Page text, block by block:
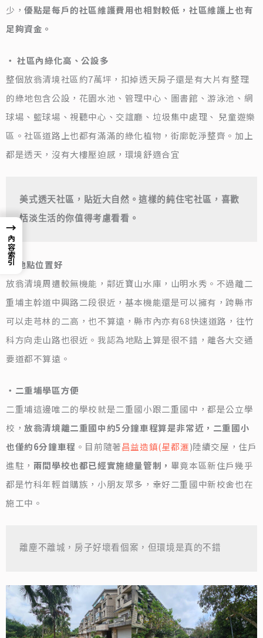
少，優點是每戶的社區維護費用也相對較低，社區維護上也有
足夠資金。
‧ 社區內綠化高、公設多
整個放翁清境社區約7萬坪，扣掉透天房子還是有大片有整理
的綠地包含公設，花園水池、管理中心、圖書館、游泳池、網
球場、籃球場、視聽中心、交誼廳、垃圾集中處理、 兒童遊樂
區。社區道路上也都有滿滿的綠化植物，街廓乾淨整齊。加上
都是透天，沒有大樓壓迫感，環境舒適合宜
美式透天社區，貼近大自然。這樣的純住宅社區，喜歡
恬淡生活的你值得考慮看看。
‧ 地點位置好
放翁清境周遭較無機能，鄰近寶山水庫，山明水秀。不過離二
重埔主幹道中興路二段很近，基本機能還是可以擁有，跨縣市
可以走芎林的二高，也不算遠，縣市內亦有68快速道路，往竹
科方向走山路也很近。我認為地點上算是很不錯，離各大交通
要道都不算遠。
‧二重埔學區方便
二重埔這邊唯二的學校就是二重國小跟二重國中，都是公立學
校，放翁清境離二重國中約5分鐘車程算是非常近，二重國小
也僅約6分鐘車程 。目前隨著昌益造鎮(星都滙)陸續交屋，住戶
進駐， 兩間學校也都已經實施總量管制， 畢竟本區新住戶幾乎
都是竹科年輕首購族，小朋友眾多，幸好二重國中新校舍也在
施工中。
離塵不離城，房子好壞看個案，但環境是真的不錯
→
內容索引